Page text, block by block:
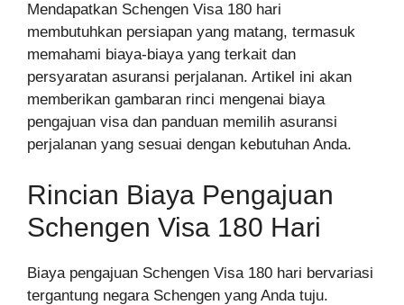
Mendapatkan Schengen Visa 180 hari
membutuhkan persiapan yang matang, termasuk
memahami biaya-biaya yang terkait dan
persyaratan asuransi perjalanan. Artikel ini akan
memberikan gambaran rinci mengenai biaya
pengajuan visa dan panduan memilih asuransi
perjalanan yang sesuai dengan kebutuhan Anda.
Rincian Biaya Pengajuan
Schengen Visa 180 Hari
Biaya pengajuan Schengen Visa 180 hari bervariasi
tergantung negara Schengen yang Anda tuju.